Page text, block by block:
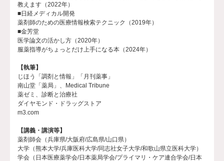
教えます（2022年）
■日経メディカル開発
薬剤師のための医療情報検索テクニック（2019年）
■金芳堂
医学論文の活かし方（2020年）
服薬指導がちょっとだけ上手になる本（2024年）
【執筆】
じほう「調剤と情報」「月刊薬事」
南山堂「薬局」、Medical Tribune
薬ゼミ、診断と治療社
ダイヤモンド・ドラッグストア
m3.com
【講義・講演等】
薬剤師会（兵庫県/大阪府/広島県/山口県）
大学（熊本大学/兵庫医科大学/同志社女子大学/和歌山県立医科大学）
学会（日本医療薬学会/日本薬局学会/プライマリ・ケア連合学会/日本